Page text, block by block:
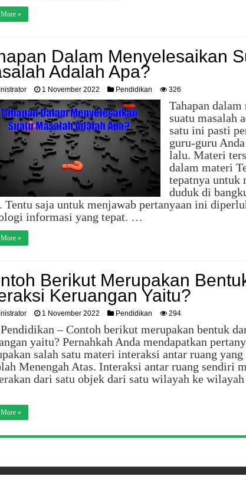
More »
Dalam Menyelesaikan
Adalah Apa?
1 November 2022 Pendidikan 326
Tahapan
suatu masalah
satu ini pasti
guru-guru
lalu. Materi
dalam materi
tepatnya untuk
duduk di
Tentu saja untuk menjawab pertanyaan ini
informasi yang tepat. …
More »
Berikut Merupakan
Keruangan Yaitu?
1 November 2022 Pendidikan 294
– Contoh berikut merupakan bentuk
yaitu? Pernahkah Anda mendapatkan
salah satu materi interaksi antar ruang
Menengah Atas. Interaksi antar ruang sendiri
dari satu objek dari satu wilayah ke
More »